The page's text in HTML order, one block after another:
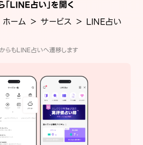
LINE占い」を開く
ーム ＞ サービス ＞ LINE占い
らもLINE占いへ遷移します